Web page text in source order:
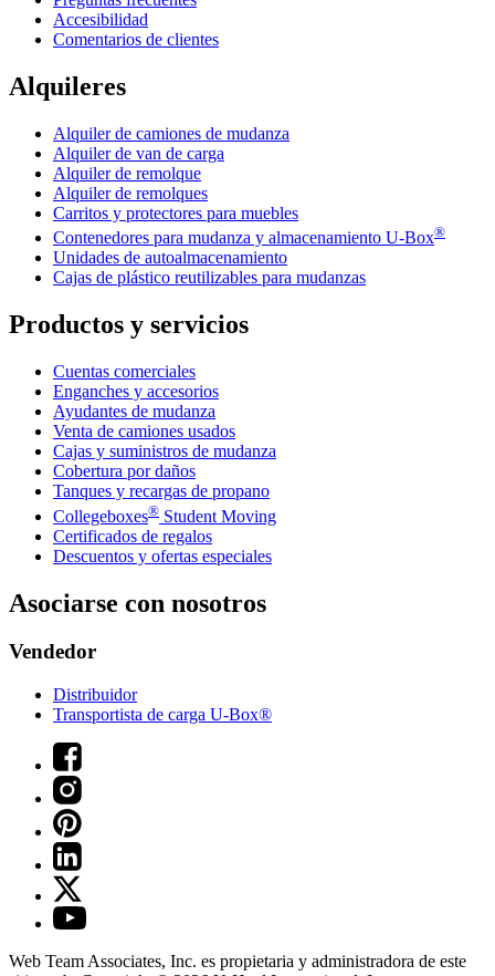
Accesibilidad
Comentarios de clientes
Alquileres
Alquiler de camiones de mudanza
Alquiler de van de carga
Alquiler de remolque
Alquiler de remolques
Carritos y protectores para muebles
Contenedores para mudanza y almacenamiento U-Box®
Unidades de autoalmacenamiento
Cajas de plástico reutilizables para mudanzas
Productos y servicios
Cuentas comerciales
Enganches y accesorios
Ayudantes de mudanza
Venta de camiones usados
Cajas y suministros de mudanza
Cobertura por daños
Tanques y recargas de propano
Collegeboxes® Student Moving
Certificados de regalos
Descuentos y ofertas especiales
Asociarse con nosotros
Vendedor
Distribuidor
Transportista de carga U-Box®
Web Team Associates, Inc. es propietaria y administradora de este